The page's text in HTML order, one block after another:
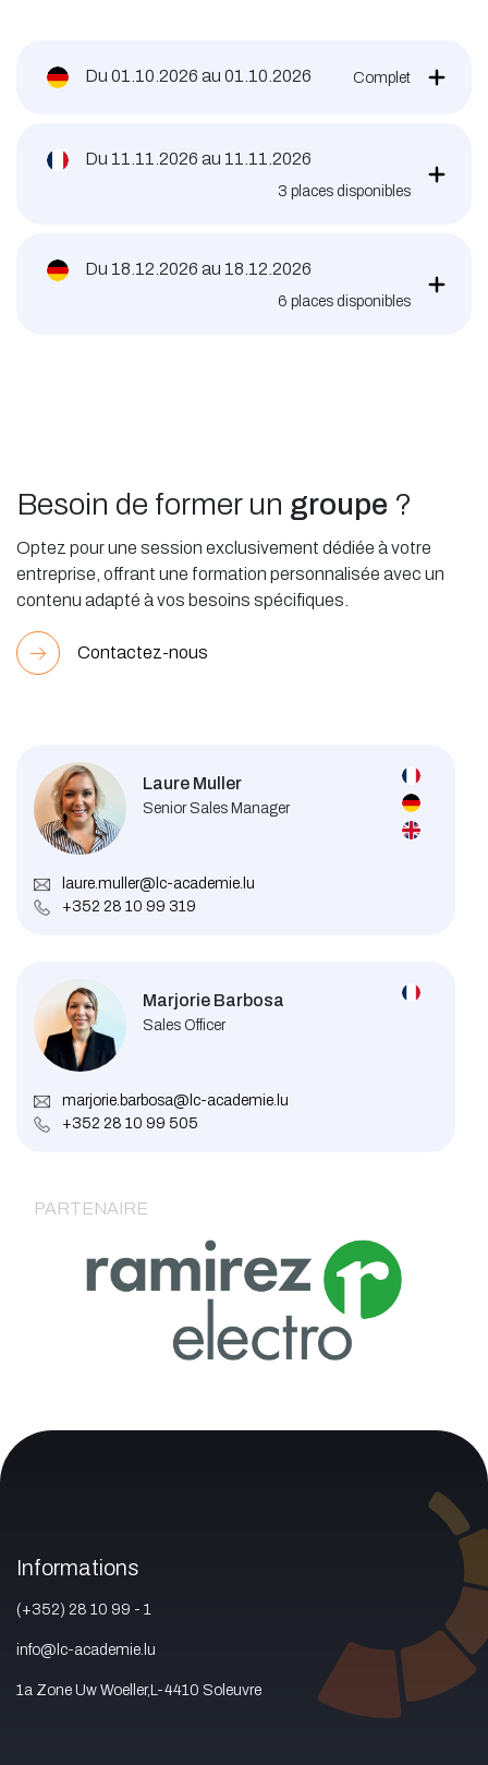
Du 01.10.2026 au 01.10.2026 Complet
Du 11.11.2026 au 11.11.2026
3 places disponibles
Du 18.12.2026 au 18.12.2026
6 places disponibles
Besoin de former un groupe ?
Optez pour une session exclusivement dédiée à votre
entreprise, offrant une formation personnalisée avec un
contenu adapté à vos besoins spécifiques.
Contactez-nous
Laure Muller
Senior Sales Manager
laure.muller@lc-academie.lu
+352 28 10 99 319
Marjorie Barbosa
Sales Officer
marjorie.barbosa@lc-academie.lu
+352 28 10 99 505
PARTENAIRE
Informations
(+352) 28 10 99 - 1
info@lc-academie.lu
1a Zone Uw Woeller,L-4410 Soleuvre